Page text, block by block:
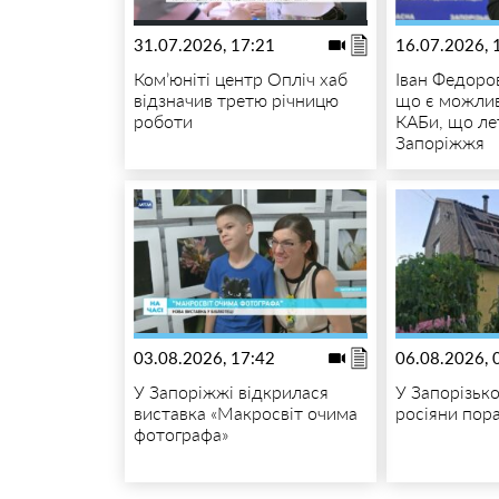
31.07.2026, 17:21
Ком’юніті центр Опліч хаб
відзначив третю річницю
роботи
16.07.2026,
Іван
що є
КАБи, що
Запоріжжя
03.08.2026, 17:42
У Запоріжжі відкрилася
виставка «Макросвіт очима
фотографа»
06.08.2026,
У
росіяни